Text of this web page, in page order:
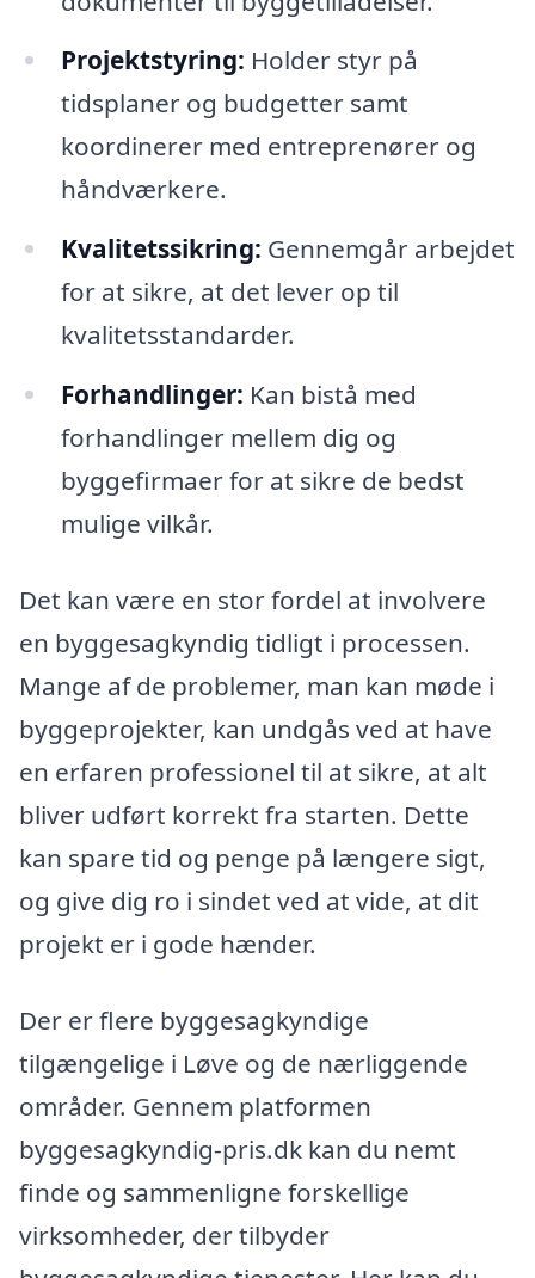
Projektstyring: Holder styr på
tidsplaner og budgetter samt
koordinerer med entreprenører og
håndværkere.
Kvalitetssikring: Gennemgår arbejdet
for at sikre, at det lever op til
kvalitetsstandarder.
Forhandlinger: Kan bistå med
forhandlinger mellem dig og
byggefirmaer for at sikre de bedst
mulige vilkår.
Det kan være en stor fordel at involvere
en byggesagkyndig tidligt i processen.
Mange af de problemer, man kan møde i
byggeprojekter, kan undgås ved at have
en erfaren professionel til at sikre, at alt
bliver udført korrekt fra starten. Dette
kan spare tid og penge på længere sigt,
og give dig ro i sindet ved at vide, at dit
projekt er i gode hænder.
Der er flere byggesagkyndige
tilgængelige i Løve og de nærliggende
områder. Gennem platformen
byggesagkyndig-pris.dk kan du nemt
finde og sammenligne forskellige
virksomheder, der tilbyder